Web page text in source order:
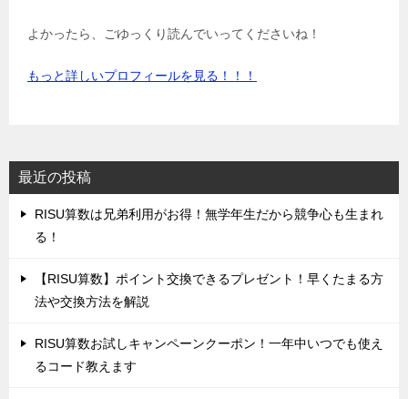
よかったら、ごゆっくり読んでいってくださいね！
もっと詳しいプロフィールを見る！！！
最近の投稿
‌RISU算数は兄弟利用がお得！無学年生だから競争心も生まれ
る！
‌【RISU算数】ポイント交換できるプレゼント！早くたまる方
法や交換方法を解説
‌RISU算数お試しキャンペーンクーポン！一年中いつでも使え
るコード教えます